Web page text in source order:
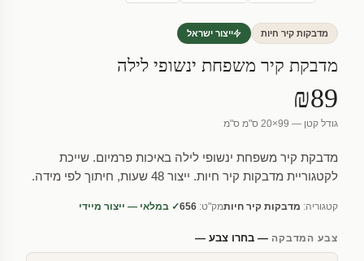
מדבקות קיר חיות ייצור ישראל
מדבקת קיר משפחת ינשופי לילה
₪89
גודל קטן — 99×20 ס"מ ס"מ
מדבקת קיר משפחת ינשופי לילה באיכות פרמיום. שייכת
לקטגוריית מדבקות קיר חיות. ייצור 48 שעות, חיתוך לפי מידה.
קטגוריה: מדבקות קיר חיותמק"ט: 656✓ במלאי — ייצור מיידי
צבע המדבקה— בחרו צבע —